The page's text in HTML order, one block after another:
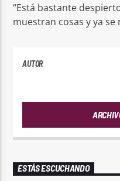
“Está bastante
muestran cosas y ya se
AUTOR
ESTÁS ESCUCHANDO